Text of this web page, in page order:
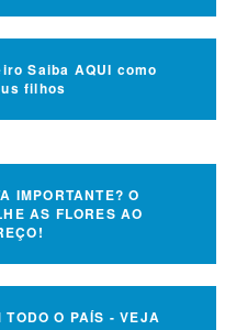
Saiba AQUI como
filhos
IMPORTANTE? O
AS FLORES AO
TODO O PAÍS - VEJA